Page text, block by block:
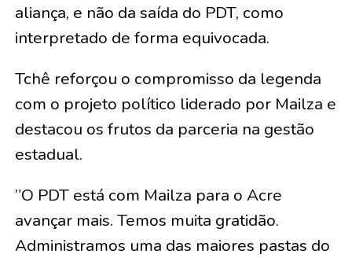
aliança, e não da saída do PDT, como
interpretado de forma equivocada.
​Tchê reforçou o compromisso da legenda
com o projeto político liderado por Mailza e
destacou os frutos da parceria na gestão
estadual.
​”O PDT está com Mailza para o Acre
avançar mais. Temos muita gratidão.
Administramos uma das maiores pastas do